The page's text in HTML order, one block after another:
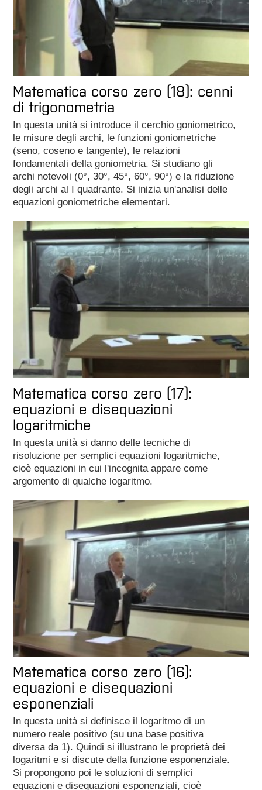
Matematica corso zero (18): cenni
di trigonometria
In questa unità si introduce il cerchio goniometrico,
le misure degli archi, le funzioni goniometriche
(seno, coseno e tangente), le relazioni
fondamentali della goniometria. Si studiano gli
archi notevoli (0°, 30°, 45°, 60°, 90°) e la riduzione
degli archi al I quadrante. Si inizia un'analisi delle
equazioni goniometriche elementari.
Matematica corso zero (17):
equazioni e disequazioni
logaritmiche
In questa unità si danno delle tecniche di
risoluzione per semplici equazioni logaritmiche,
cioè equazioni in cui l'incognita appare come
argomento di qualche logaritmo.
Matematica corso zero (16):
equazioni e disequazioni
esponenziali
In questa unità si definisce il logaritmo di un
numero reale positivo (su una base positiva
diversa da 1). Quindi si illustrano le proprietà dei
logaritmi e si discute della funzione esponenziale.
Si propongono poi le soluzioni di semplici
equazioni e disequazioni esponenziali, cioè